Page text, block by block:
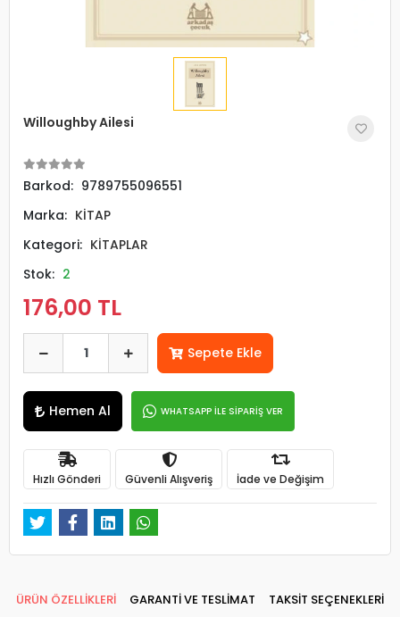
Willoughby Ailesi
Barkod: 9789755096551
Marka: KİTAP
Kategori: KİTAPLAR
Stok: 2
176,00 TL
Sepete Ekle
Hemen Al WHATSAPP İLE SİPARİŞ VER
Hızlı Gönderi Güvenli Alışveriş İade ve Değişim
ÜRÜN ÖZELLİKLERİ GARANTİ VE TESLİMAT TAKSİT SEÇENEKLERİ